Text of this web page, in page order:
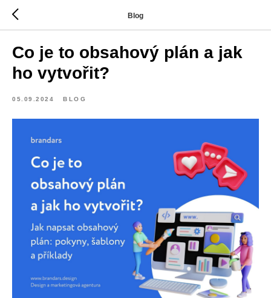
Blog
Co je to obsahový plán a jak
ho vytvořit?
05.09.2024 BLOG